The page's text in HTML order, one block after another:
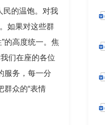
民的温饱。对我
如果对这些群
的高度统一。焦
们在座的各位
服务，每一分
群众的“表情